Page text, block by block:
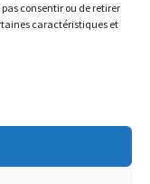
consentir ou de retirer
caractéristiques et
réparation de vélos